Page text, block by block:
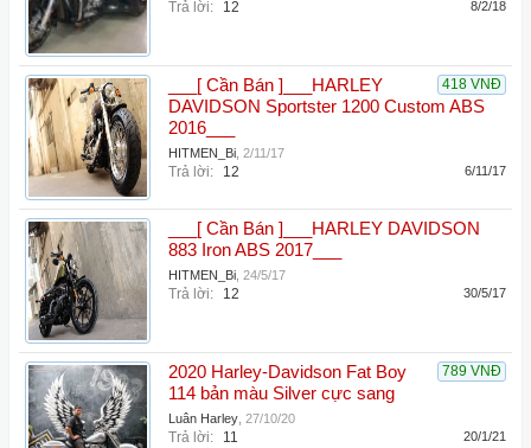
Trả lời: 12 8/2/18
418 VNĐ
___[ Cần Bán ]___HARLEY
DAVIDSON Sportster 1200 Custom ABS
2016___
HITMEN_Bi 2/11/17
Trả lời: 12 6/11/17
___[ Cần Bán ]___HARLEY DAVIDSON
883 Iron ABS 2017___
HITMEN_Bi 24/5/17
Trả lời: 12 30/5/17
789 VNĐ
2020 Harley-Davidson Fat Boy
114 bản màu Silver cực sang
Luân Harley 27/10/20
Trả lời: 11 20/1/21